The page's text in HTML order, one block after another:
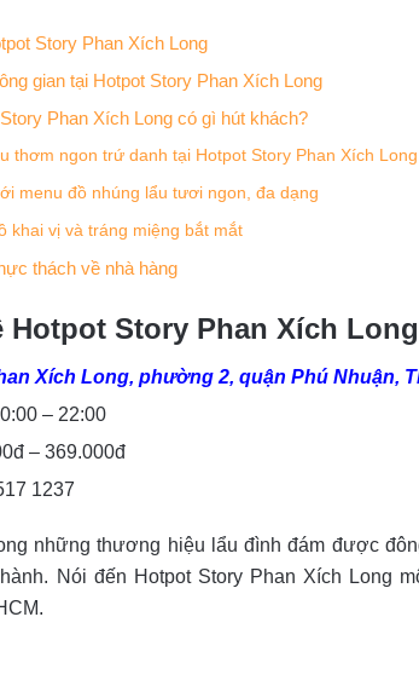
Story Phan Xích Long
gian tại Hotpot Story Phan Xích Long
Phan Xích Long có gì hút khách?
thơm ngon trứ danh tại Hotpot Story Phan Xích Long
menu đồ nhúng lẩu tươi ngon, đa dạng
khai vị và tráng miệng bắt mắt
thách về nhà hàng
Hotpot Story Phan Xích Long
Xích Long, phường 2, quận Phú Nhuận,
– 22:00
– 369.000đ
1237
những thương hiệu lẩu đình đám được
Nói đến Hotpot Story Phan Xích Long